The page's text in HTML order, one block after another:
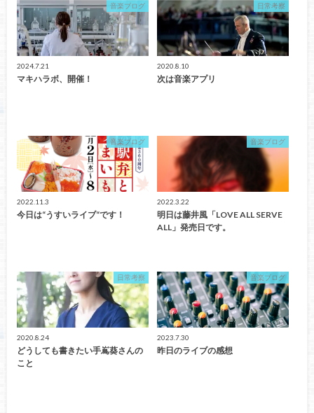
音楽ブログ
2024.7.21
マキハラボ、開催！
日常考察
2020.8.10
次は音楽アプリ
音楽ブログ
2022.11.3
今日は“うすいライブ“です！
音楽ブログ
2022.3.22
明日は藤井風「LOVE ALL SERVE
ALL」発売日です。
日常考察
2020.8.24
どうしても書きたい手嶌葵さんの
こと
音楽ブログ
2023.7.30
昨日のライブの感想